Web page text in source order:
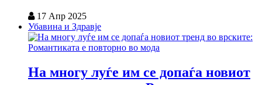
17 Апр 2025
Убавина и Здравје
На многу луѓе им се допаѓа новиот